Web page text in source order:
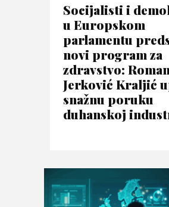
Socijalisti i
u Europskom
parlamentu
novi program za
zdravstvo:
Jerković Kraljić
snažnu poruku
duhanskoj